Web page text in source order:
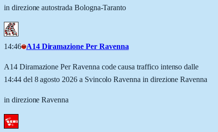
in direzione autostrada Bologna-Taranto
14:46 A14 Diramazione Per Ravenna
A14 Diramazione Per Ravenna code causa traffico intenso dalle
14:44 del 8 agosto 2026 a Svincolo Ravenna in direzione Ravenna
in direzione Ravenna